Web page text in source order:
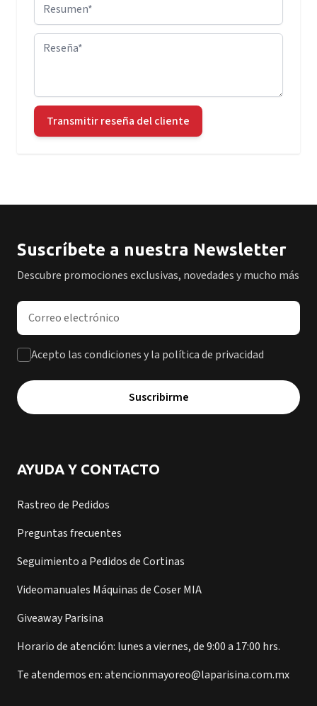
Reseña
Transmitir reseña del cliente
Suscríbete a nuestra Newsletter
Descubre promociones exclusivas, novedades y mucho más
Dirección de correo electrónico
Acepto las condiciones y la política de privacidad
Suscribirme
AYUDA Y CONTACTO
Rastreo de Pedidos
Preguntas frecuentes
Seguimiento a Pedidos de Cortinas
Videomanuales Máquinas de Coser MIA
Giveaway Parisina
Horario de atención: lunes a viernes, de 9:00 a 17:00 hrs.
Te atendemos en: atencionmayoreo@laparisina.com.mx